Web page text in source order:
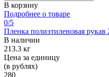
В корзину
Подробнее о товаре
0/5
Пленка полиэтиленовая
В наличии
213.3 кг
Цена за единицу
(в рублях)
280